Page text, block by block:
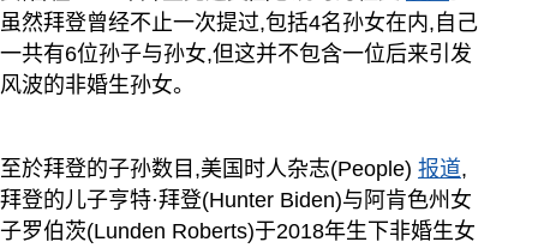
虽然拜登曾经不止一次提过,包括4名孙女在内,自己
一共有6位孙子与孙女,但这并不包含一位后来引发
风波的非婚生孙女。
至於拜登的子孙数目,美国时人杂志(People) 报道,
拜登的儿子亨特·拜登(Hunter Biden)与阿肯色州女
子罗伯茨(Lunden Roberts)于2018年生下非婚生女